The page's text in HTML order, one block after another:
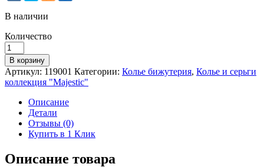
В наличии
Количество
Количество
Ожерелье
и
серьги
комплект
Artemida
В корзину
Артикул: 119001 Категории: Колье бижутерия, Колье и серьги
коллекция "Majestic"
Описание
Детали
Отзывы (0)
Купить в 1 Клик
Описание товара